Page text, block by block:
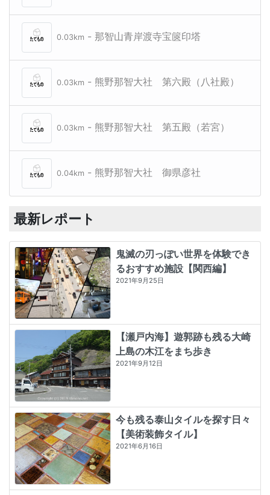
0.03km - 那智山青岸渡寺宝篋印塔
0.03km - 熊野那智大社 第六殿（八社殿）
0.03km - 熊野那智大社 第五殿（若宮）
0.04km - 熊野那智大社 御県彦社
最新レポート
鬼滅の刃っぽい世界を体験でき
るおすすめ施設【関西編】
2021年9月25日
【瀬戸内海】遊郭跡も残る大崎
上島の木江をまち歩き
2021年9月12日
今も残る泰山タイルを探す日々
【美術装飾タイル】
2021年6月16日